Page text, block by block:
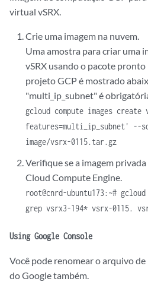
virtual vSRX.
Crie uma imagem na nuvem.
Uma amostra para criar uma
vSRX usando o pacote
projeto GCP é mostrado
"multi_ip_subnet" é
gcloud compute images
features=multi_ip_subnet' --
image/vsrx-0115.tar.gz
Verifique se a imagem
Cloud Compute Engine.
root@cnrd-ubuntu173:~#
grep vsrx3-194* vsrx-0115.
Using Google Console
Você pode renomear o arquivo
do Google também.